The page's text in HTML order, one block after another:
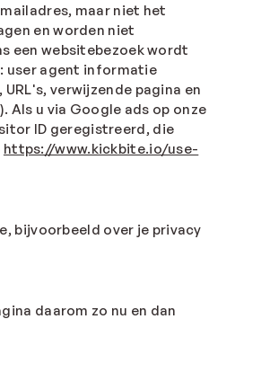
maar niet het
en worden niet
een websitebezoek wordt
user agent informatie
verwijzende pagina en
Als u via Google ads op onze
ID geregistreerd, die
https://www.kickbite.io/use-
bijvoorbeeld over je privacy
daarom zo nu en dan